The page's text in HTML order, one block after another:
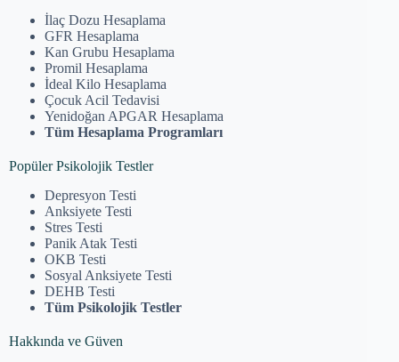
İlaç Dozu Hesaplama
GFR Hesaplama
Kan Grubu Hesaplama
Promil Hesaplama
İdeal Kilo Hesaplama
Çocuk Acil Tedavisi
Yenidoğan APGAR Hesaplama
Tüm Hesaplama Programları
Popüler Psikolojik Testler
Depresyon Testi
Anksiyete Testi
Stres Testi
Panik Atak Testi
OKB Testi
Sosyal Anksiyete Testi
DEHB Testi
Tüm Psikolojik Testler
Hakkında ve Güven